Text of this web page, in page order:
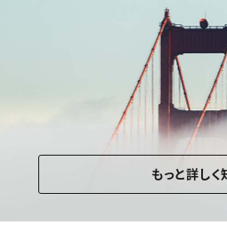
もっと詳しく